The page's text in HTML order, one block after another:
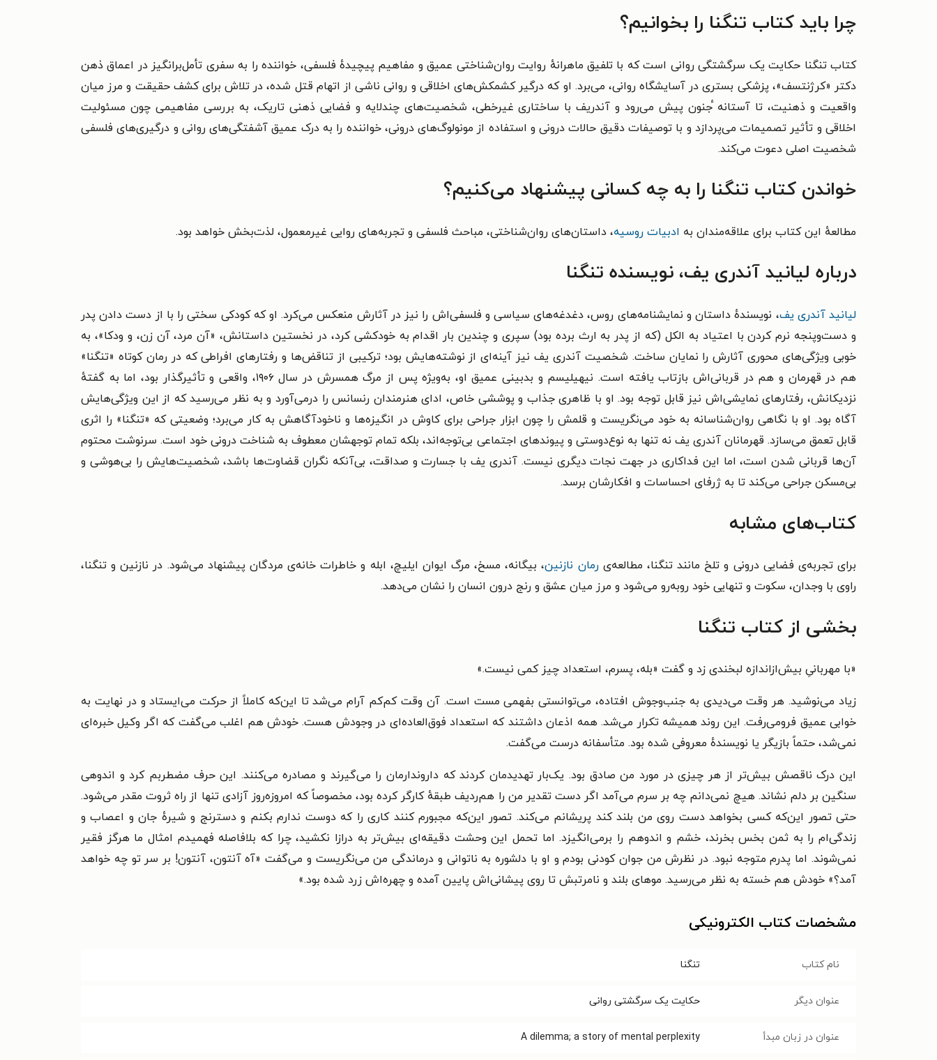
چرا باید کتاب تنگنا را بخوانیم؟
کتاب تنگنا حکایت یک سرگشتگی روانی است که با تلفیق ماهرانهٔ روایت روان‌شناختی عمیق و مفاهیم پیچیدهٔ فلسفی، خواننده را به سفری تأمل‌برانگیز در اعماق ذهن
دکتر «کرژنتسف»، پزشکی بستری در آسایشگاه روانی، می‌برد. او که درگیر کشمکش‌های اخلاقی و روانی ناشی از اتهام قتل شده، در تلاش برای کشف حقیقت و مرز میان
واقعیت و ذهنیت، تا آستانه ٔجنون پیش می‌رود و آندریف با ساختاری غیرخطی، شخصیت‌های چندلایه و فضایی ذهنی تاریک، به بررسی مفاهیمی چون مسئولیت
اخلاقی و تأثیر تصمیمات می‌پردازد و با توصیفات دقیق حالات درونی و استفاده از مونولوگ‌های درونی، خواننده را به درک عمیق آشفتگی‌های روانی و درگیری‌های فلسفی
شخصیت اصلی دعوت می‌کند.
خواندن کتاب تنگنا را به چه کسانی پیشنهاد می‌کنیم؟
مطالعهٔ این کتاب برای علاقه‌مندان به ادبیات روسیه، داستان‌های روان‌شناختی، مباحث فلسفی و تجربه‌های روایی غیرمعمول، لذت‌بخش خواهد بود.
درباره لیانید آندری یف، نویسنده تنگنا
لیانید آندری یف، نویسنده‌ٔ داستان و نمایشنامه‌های روس، دغدغه‌های سیاسی و فلسفی‌اش را نیز در آثارش منعکس می‌کرد. او که کودکی سختی را با از دست دادن پدر
و دست‌وپنجه نرم کردن با اعتیاد به الکل (که از پدر به ارث برده بود) سپری و چندین بار اقدام به خودکشی کرد، در نخستین داستانش، «آن مرد، آن زن، و ودکا»، به
خوبی ویژگی‌های محوری آثارش را نمایان ساخت. شخصیت آندری یف نیز آینه‌ای از نوشته‌هایش بود؛ ترکیبی از تناقض‌ها و رفتارهای افراطی که در رمان کوتاه «تنگنا»
هم در قهرمان و هم در قربانی‌اش بازتاب یافته است. نیهیلیسم و بدبینی عمیق او، به‌ویژه پس از مرگ همسرش در سال ۱۹۰۶، واقعی و تأثیرگذار بود، اما به گفتهٔ
نزدیکانش، رفتارهای نمایشی‌اش نیز قابل توجه بود. او با ظاهری جذاب و پوششی خاص، ادای هنرمندان رنسانس را درمی‌آورد و به نظر می‌رسید که از این ویژگی‌هایش
آگاه بود. او با نگاهی روان‌شناسانه به خود می‌نگریست و قلمش را چون ابزار جراحی برای کاوش در انگیزه‌ها و ناخودآگاهش به کار می‌برد؛ وضعیتی که «تنگنا» را اثری
قابل تعمق می‌سازد. قهرمانان آندری یف نه تنها به نوع‌دوستی و پیوندهای اجتماعی بی‌توجه‌اند، بلکه تمام توجهشان معطوف به شناخت درونی خود است. سرنوشت محتوم
آن‌ها قربانی شدن است، اما این فداکاری در جهت نجات دیگری نیست. آندری یف با جسارت و صداقت، بی‌آنکه نگران قضاوت‌ها باشد، شخصیت‌هایش را بی‌هوشی و
بی‌مسکن جراحی می‌کند تا به ژرفای احساسات و افکارشان برسد.
کتاب‌های مشابه
برای تجربه‌ی فضایی درونی و تلخ مانند تنگنا، مطالعه‌یرمان نازنین، بیگانه، مسخ، مرگ ایوان ایلیچ، ابله و خاطرات خانه‌ی مردگان پیشنهاد می‌شود. در نازنین و تنگنا،
راوی با وجدان، سکوت و تنهایی خود روبه‌رو می‌شود و مرز میان عشق و رنج درون انسان را نشان می‌دهد.
بخشی از کتاب تنگنا
«با مهربانیِ بیش‌ازاندازه لبخندی زد و گفت «بله، پسرم، استعداد چیز کمی نیست.»
زیاد می‌نوشید. هر وقت می‌دیدی به جنب‌وجوش افتاده، می‌توانستی بفهمی مست است. آن وقت کم‌کم آرام می‌شد تا این‌که کاملاً از حرکت می‌ایستاد و در نهایت به
خوابی عمیق فرومی‌رفت. این روند همیشه تکرار می‌شد. همه اذعان داشتند که استعداد فوق‌العاده‌ای در وجودش هست. خودش هم اغلب می‌گفت که اگر وکیل خبره‌ای
نمی‌شد، حتماً بازیگر یا نویسندهٔ معروفی شده بود. متأسفانه درست می‌گفت.
این درک ناقصش بیش‌تر از هر چیزی در مورد من صادق بود. یک‌بار تهدیدمان کردند که داروندارمان را می‌گیرند و مصادره می‌کنند. این حرف مضطربم کرد و اندوهی
سنگین بر دلم نشاند. هیچ نمی‌دانم چه بر سرم می‌آمد اگر دست تقدیر من را هم‌ردیف طبقهٔ کارگر کرده بود، مخصوصاً که امروزه‌روز آزادی تنها از راه ثروت مقدر می‌شود.
حتی تصور این‌که کسی بخواهد دست روی من بلند کند پریشانم می‌کند. تصور این‌که مجبورم کنند کاری را که دوست ندارم بکنم و دسترنج و شیرهٔ جان و اعصاب و
زندگی‌ام را به ثمن بخس بخرند، خشم و اندوهم را برمی‌انگیزد. اما تحمل این وحشت دقیقه‌ای بیش‌تر به درازا نکشید، چرا که بلافاصله فهمیدم امثال ما هرگز فقیر
نمی‌شوند. اما پدرم متوجه نبود. در نظرش من جوان کودنی بودم و او با دلشوره به ناتوانی و درماندگی من می‌نگریست و می‌گفت «آه آنتون، آنتون! بر سر تو چه خواهد
آمد؟» خودش هم خسته به نظر می‌رسید. موهای بلند و نامرتبش تا روی پیشانی‌اش پایین آمده و چهره‌اش زرد شده بود.»
مشخصات کتاب الکترونیکی
نام کتاب تنگنا
عنوان دیگر حکایت یک سرگشتی روانی
عنوان در زبان مبدأ A dilemma; a story of mental perplexity